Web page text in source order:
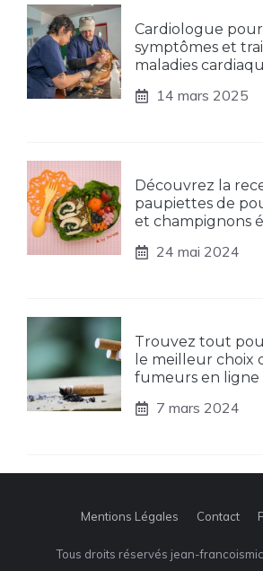
Cardiologue
symptômes et
maladies
14 mars 2025
Découvrez la
paupiettes de
et champignons
24 mai 2024
Trouvez tout
le meilleur choix
fumeurs en ligne
7 mars 2024
Mentions Légales Contact
Tous droits réservés jean-